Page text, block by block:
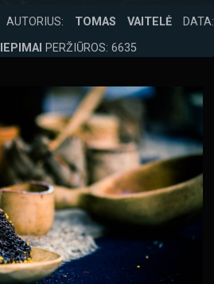
AUTORIUS: TOMAS VAITELĖ DATA:
PERŽIŪROS: 6635